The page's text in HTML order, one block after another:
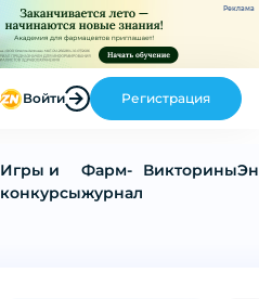
Реклама
Войти Регистрация
Игры и
конкурсы
Фарм-
журнал
Викторины